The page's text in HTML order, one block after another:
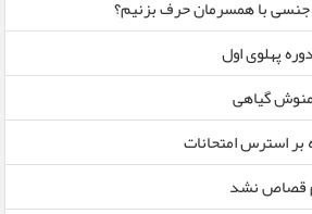
با همسرمان حرف بزنیم؟
پهلوی اول
گیاهی
بر استرس امتحانات
قصاص نشد